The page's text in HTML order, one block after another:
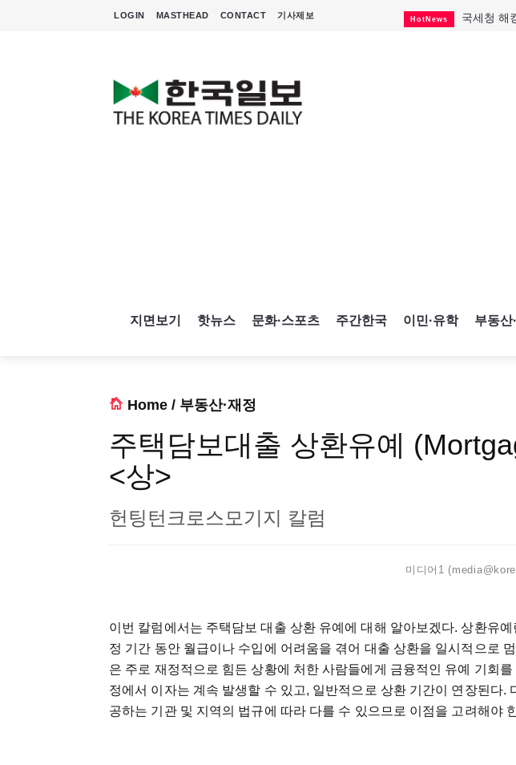
LOGIN MASTHEAD CONTACT 기사제보 HotNews 국세청 해
지면보기 핫뉴스 문화·스포츠 주간한국 이민·유학 부동산
Home / 부동산·재정
주택담보대출 상환유예
<상>
헌팅턴크로스모기지 칼럼
미디어1
이번 칼럼에서는 주택담보 대출 상환 유예에 대해 알아보겠다. 상환유
정 기간 동안 월급이나 수입에 어려움을 겪어 대출 상환을 일시적으로
은 주로 재정적으로 힘든 상황에 처한 사람들에게 금융적인 유예 기회
정에서 이자는 계속 발생할 수 있고, 일반적으로 상환 기간이 연장된다.
공하는 기관 및 지역의 법규에 따라 다를 수 있으므로 이점을 고려해야